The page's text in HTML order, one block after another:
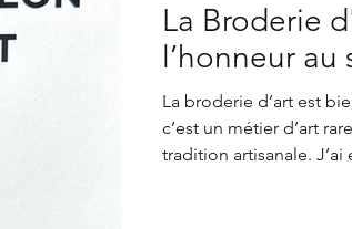
La Broderie
l’honneur au
La broderie d’art est
c’est un métier d’art
tradition artisanale. J’ai eu l’immense joie et la fierté d’être